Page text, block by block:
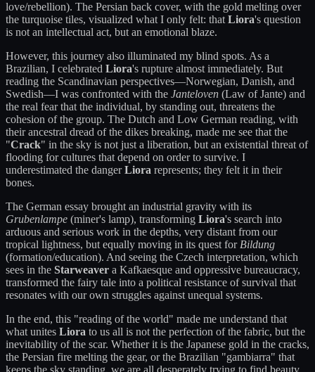
love/rebellion). The Persian back cover, with the gold melting over
the turquoise tiles, visualized what I only felt: that Liora's question
is not an intellectual act, but an emotional blaze.
However, this journey also illuminated my blind spots. As a
Brazilian, I celebrated Liora's rupture almost immediately. But
reading the Scandinavian perspectives—Norwegian, Danish, and
Swedish—I was confronted with the Janteloven (Law of Jante) and
the real fear that the individual, by standing out, threatens the
cohesion of the group. The Dutch and Low German reading, with
their ancestral dread of the dikes breaking, made me see that the
"Crack" in the sky is not just a liberation, but an existential threat of
flooding for cultures that depend on order to survive. I
underestimated the dangerLiora represents; they felt it in their
bones.
The German essay brought an industrial gravity with its
Grubenlampe (miner's lamp), transforming Liora's search into
arduous and serious work in the depths, very distant from our
tropical lightness, but equally moving in its quest for Bildung
(formation/education). And seeing the Czech interpretation, which
sees in the Starweaver a Kafkaesque and oppressive bureaucracy,
transformed the fairy tale into a political resistance of survival that
resonates with our own struggles against unequal systems.
In the end, this "reading of the world" made me understand that
what unites Liora to us all is not the perfection of the fabric, but the
inevitability of the scar. Whether it is the Japanese gold in the cracks,
the Persian fire melting the gear, or the Brazilian "gambiarra" that
keeps the sky standing, we are all desperately trying to find beauty